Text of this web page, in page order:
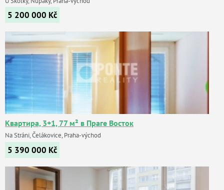
5 200 000 Kč
Квартира, 3+1, 77 м² в Праге Восток
Na Stráni, Čelákovice, Praha-východ
5 390 000 Kč